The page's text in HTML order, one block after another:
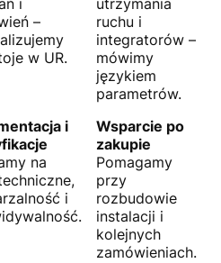
i
–
w UR.
utrzymania
ruchu i
integratorów –
mówimy
językiem
parametrów.
i
na
i
Wsparcie po
zakupie
Pomagamy
przy
rozbudowie
instalacji i
kolejnych
zamówieniach.